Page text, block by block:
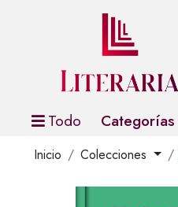
Todo Categorías
Inicio Colecciones